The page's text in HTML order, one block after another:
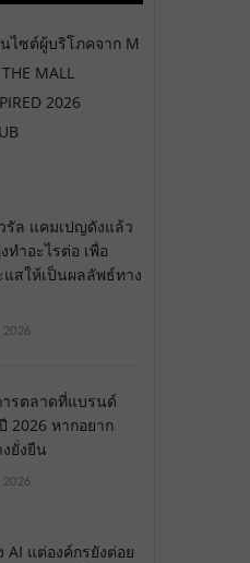
ไซต์ผู้บริโภคจาก M
MALL
2026
รัล แคมเปญดังแล้ว
ทำอะไรต่อ เพื่อ
แสให้เป็นผลลัพธ์ทาง
รตลาดที่แบรนด์
2026 หากอยาก
ยั่งยืน
AI แต่องค์กรยังต่อย